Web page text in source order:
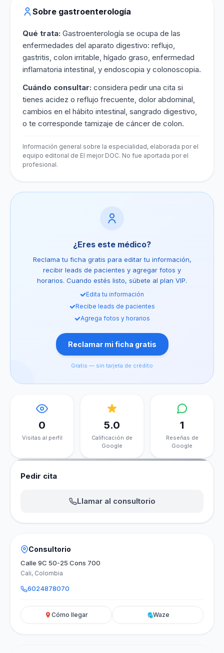
Sobre gastroenterología
Qué trata: Gastroenterología se ocupa de las
enfermedades del aparato digestivo: reflujo,
gastritis, colon irritable, hígado graso, enfermedad
inflamatoria intestinal, y endoscopia y colonoscopia.
Cuándo consultar: considera pedir una cita si
tienes acidez o reflujo frecuente, dolor abdominal,
cambios en el hábito intestinal, sangrado digestivo,
o te corresponde tamizaje de cáncer de colon.
Información general sobre la especialidad, elaborada por el
equipo editorial de El mejor DOC. No fue aportada por el
profesional.
¿Eres este médico?
Reclama tu ficha gratis para editar tu información,
recibir leads de pacientes y agregar fotos y
horarios. Cuando estés listo, súbete al plan VIP.
Edita tu información
Recibe leads de pacientes
Agrega fotos y horarios
Reclamar mi ficha gratis
Gratis — sin tarjeta de crédito
0
Visitas al perfil
5.0
Calificación de
Google
1
Reseñas de
Google
Pedir cita
Llamar al consultorio
Consultorio
Calle 9C 50-25 Cons 700
Cali, Colombia
6024878070
Cómo llegar Waze